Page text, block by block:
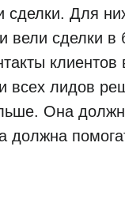
сделки. Для
вели сделки в
всех лидов
Она
должна